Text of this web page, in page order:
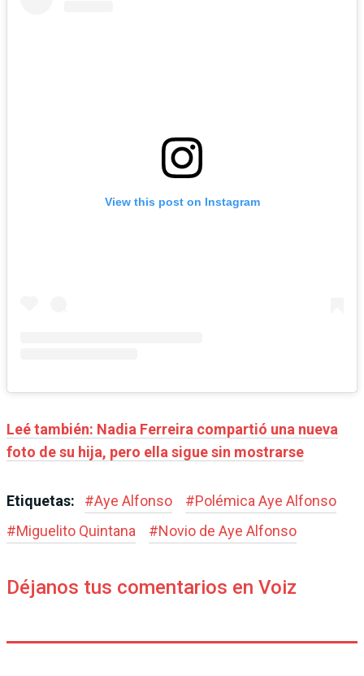
View this post on Instagram
Leé también: Nadia Ferreira compartió una nueva
foto de su hija, pero ella sigue sin mostrarse
Etiquetas: #Aye Alfonso #Polémica Aye Alfonso
#Miguelito Quintana #Novio de Aye Alfonso
Déjanos tus comentarios en Voiz